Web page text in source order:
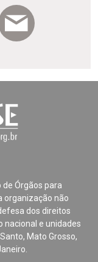
de Órgãos para
organização não
dos direitos
nacional e unidades
Mato Grosso,